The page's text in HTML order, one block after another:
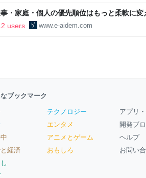
・家庭・個人の優先順位はもっと柔軟に
自分に伝えたいこと - りっすん by イーア
users www.e-aidem.com
ブックマーク
経済
テクノロジー
エンタメ
アニメとゲーム
おもしろ
アプリ
開発ブ
ヘルプ
お問い